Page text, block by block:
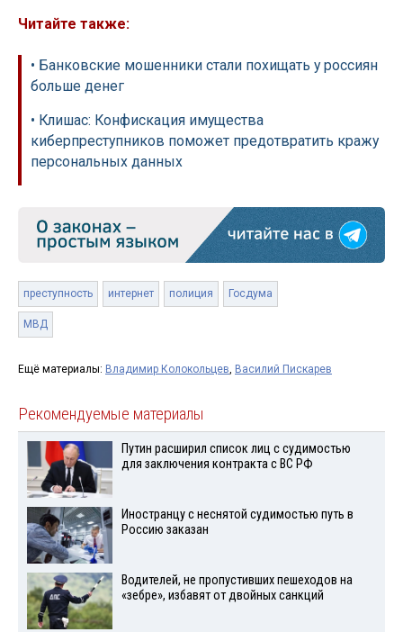
Читайте также:
• Банковские мошенники стали похищать у россиян
больше денег
• Клишас: Конфискация имущества
киберпреступников поможет предотвратить кражу
персональных данных
преступность интернет полиция Госдума
МВД
Ещё материалы: Владимир Колокольцев, Василий Пискарев
Рекомендуемые материалы
Путин расширил список лиц с судимостью
для заключения контракта с ВС РФ
Иностранцу с неснятой судимостью путь в
Россию заказан
Водителей, не пропустивших пешеходов на
«зебре», избавят от двойных санкций